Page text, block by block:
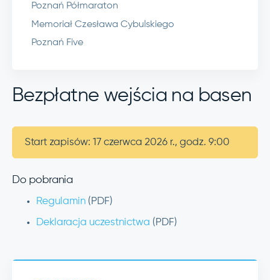
Poznań Półmaraton
Memoriał Czesława Cybulskiego
Poznań Five
Bezpłatne wejścia na basen
Start zapisów: 17 czerwca 2026 r., godz. 9:00
Do pobrania
Regulamin (PDF)
Deklaracja uczestnictwa (PDF)